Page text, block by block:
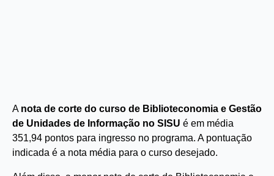
A nota de corte do curso de Biblioteconomia e Gestão
de Unidades de Informação no SISU é em média
351,94 pontos para ingresso no programa. A pontuação
indicada é a nota média para o curso desejado.